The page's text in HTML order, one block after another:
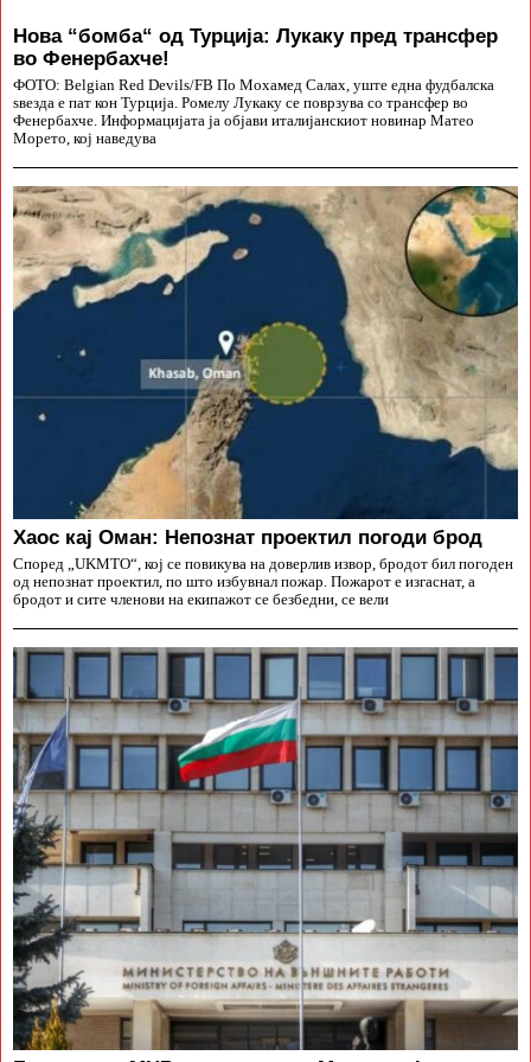
Нова “бомба“ од Турција: Лукаку пред трансфер
во Фенербахче!
ФОТО: Belgian Red Devils/FB По Мохамед Салах, уште една фудбалска
ѕвезда е пат кон Турција. Ромелу Лукаку се поврзува со трансфер во
Фенербахче. Информацијата ја објави италијанскиот новинар Матео
Морето, кој наведува
Хаос кај Оман: Непознат проектил погоди брод
Според „UKMTO“, кој се повикува на доверлив извор, бродот бил погоден
од непознат проектил, по што избувнал пожар. Пожарот е изгаснат, а
бродот и сите членови на екипажот се безбедни, се вели